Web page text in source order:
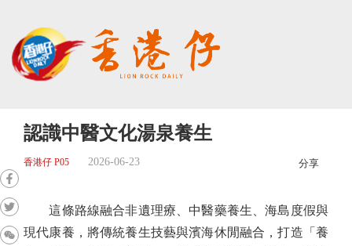
認識中醫文化湯泉養生
香港仔 P05 2026-06-23 分享
這條路線融合非遺理療、中醫藥養生、海島度假與
現代康養，將傳統養生技藝與濱海休閒融合，打造「養